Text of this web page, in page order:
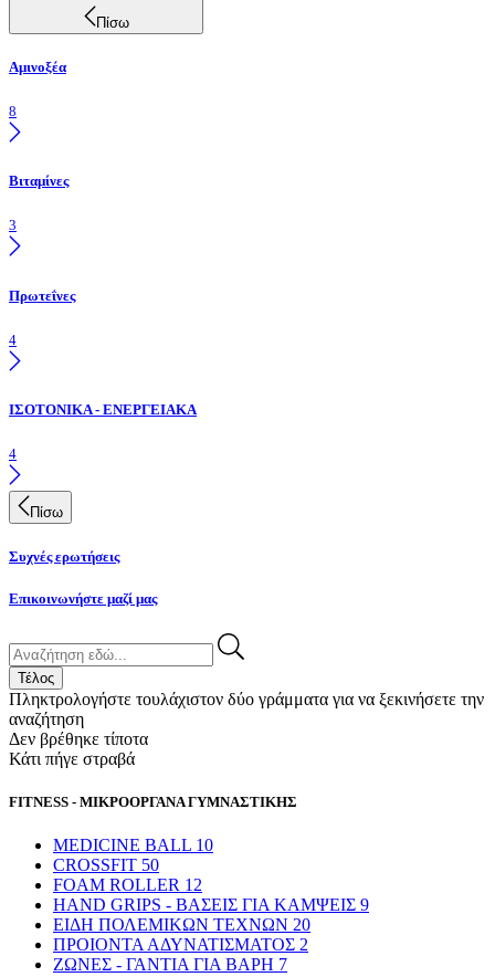
Πίσω
Αμινοξέα
8
Βιταμίνες
3
Πρωτεΐνες
4
ΙΣΟΤΟΝΙΚΑ - ΕΝΕΡΓΕΙΑΚΑ
4
Πίσω
Συχνές ερωτήσεις
Επικοινωνήστε μαζί μας
Τέλος
Πληκτρολογήστε τουλάχιστον δύο γράμματα για να ξεκινήσετε την
αναζήτηση
Δεν βρέθηκε τίποτα
Κάτι πήγε στραβά
FITNESS - ΜΙΚΡΟΟΡΓΑΝΑ ΓΥΜΝΑΣΤΙΚΗΣ
MEDICINE BALL 10
CROSSFIT 50
FOAM ROLLER 12
HAND GRIPS - ΒΑΣΕΙΣ ΓΙΑ ΚΑΜΨΕΙΣ 9
ΕΙΔΗ ΠΟΛΕΜΙΚΩΝ ΤΕΧΝΩΝ 20
ΠΡΟΙΟΝΤΑ ΑΔΥΝΑΤΙΣΜΑΤΟΣ 2
ΖΩΝΕΣ - ΓΑΝΤΙΑ ΓΙΑ ΒΑΡΗ 7